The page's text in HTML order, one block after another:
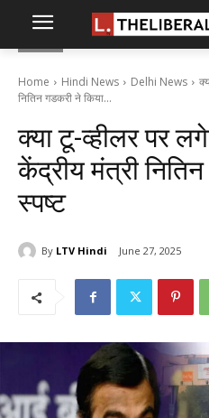
Home Hindi News Delhi News
नितिन गडकरी ने किया...
क्या टू-व्हीलर पर
केंद्रीय मंत्री
स्पष्ट
By LTV Hindi June 27, 2025